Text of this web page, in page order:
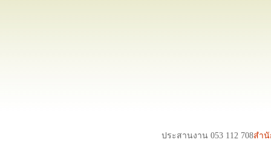
ประสานงาน 053 112 708สำนั